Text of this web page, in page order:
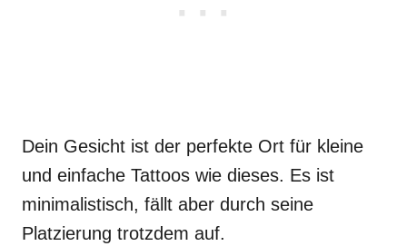
Dein Gesicht ist der perfekte Ort für kleine
und einfache Tattoos wie dieses. Es ist
minimalistisch, fällt aber durch seine
Platzierung trotzdem auf.